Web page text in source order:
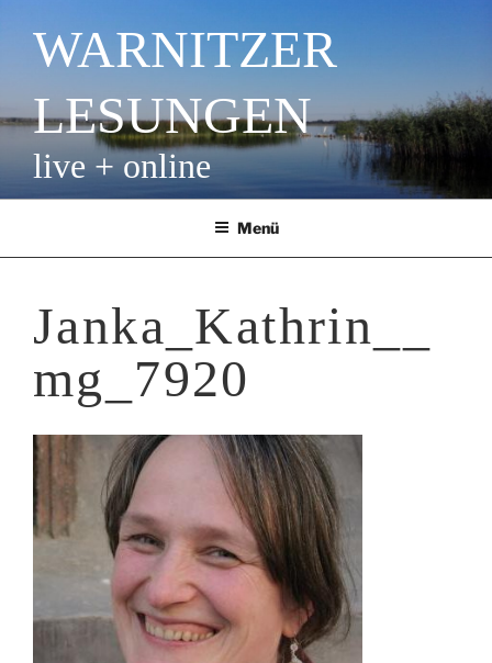
Inhalt
springenWARNITZER
LESUNGEN
live + online
Menü
Janka_Kathrin__
mg_7920